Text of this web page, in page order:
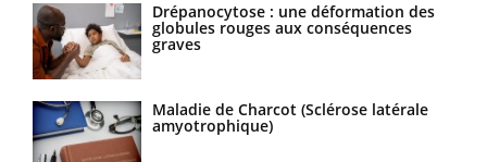
Drépanocytose : une déformation des
globules rouges aux conséquences
graves
Maladie de Charcot (Sclérose latérale
amyotrophique)